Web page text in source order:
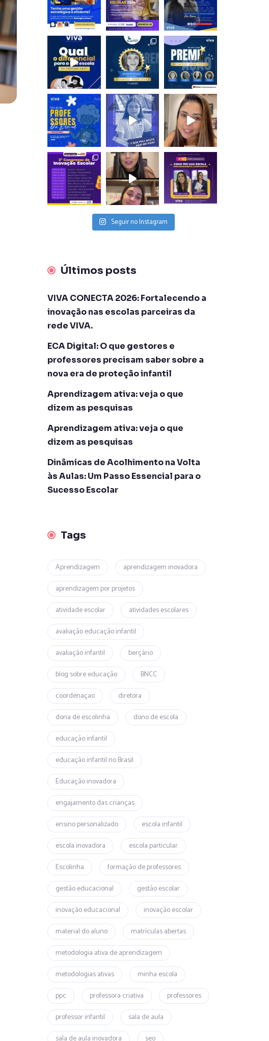
Seguir no Instagram
Últimos posts
VIVA CONECTA 2026: Fortalecendo a
inovação nas escolas parceiras da
rede VIVA.
ECA Digital: O que gestores e
professores precisam saber sobre a
nova era de proteção infantil
Aprendizagem ativa: veja o que
dizem as pesquisas
Aprendizagem ativa: veja o que
dizem as pesquisas
Dinâmicas de Acolhimento na Volta
às Aulas: Um Passo Essencial para o
Sucesso Escolar
Tags
Aprendizagem
aprendizagem inovadora
aprendizagem por projetos
atividade escolar
atividades escolares
avaliação educação infantil
avaliação infantil
berçário
blog sobre educação
BNCC
coordenaçao
diretora
dona de escolinha
dono de escola
educação infantil
educação infantil no Brasil
Educação inovadora
engajamento das crianças
ensino personalizado
escola infantil
escola inovadora
escola particular
Escolinha
formação de professores
gestão educacional
gestão escolar
inovação educacional
inovação escolar
material do aluno
matrículas abertas
metodologia ativa de aprendizagem
metodologias ativas
minha escola
ppc
professora criativa
professores
professor infantil
sala de aula